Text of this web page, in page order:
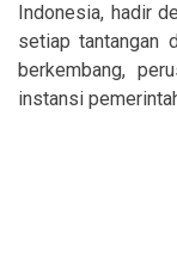
Indonesia, hadir
setiap tantangan
berkembang,
instansi